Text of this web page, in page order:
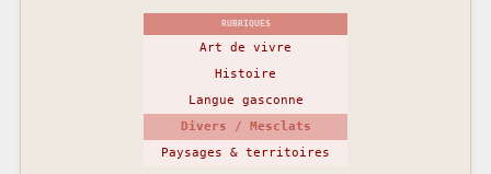
RUBRIQUES
Art de vivre
Histoire
Langue gasconne
Divers / Mesclats
Paysages & territoires